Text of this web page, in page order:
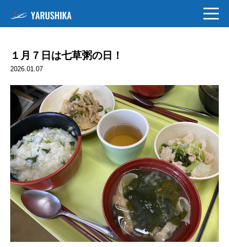
１月７日は七草粥の日！
2026.01.07